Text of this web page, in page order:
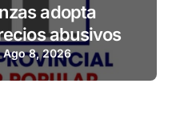
adopta
abusivos
Ago 8, 2026